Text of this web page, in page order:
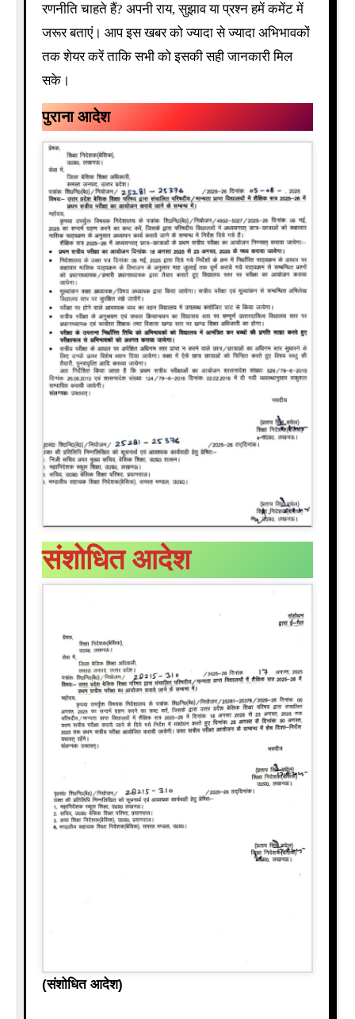
रणनीति चाहते हैं? अपनी राय, सुझाव या प्रश्न हमें कमेंट में
जरूर बताएं। आप इस खबर को ज्यादा से ज्यादा अभिभावकों
तक शेयर करें ताकि सभी को इसकी सही जानकारी मिल
सके।
पुराना आदेश
संशोधित आदेश
(संशोधित आदेश)